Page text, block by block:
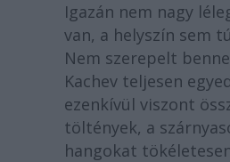
Igazán nem nagy
van, a helyszín sem
Nem szerepelt
Kachev teljesen
ezenkívül viszont
töltények, a
hangokat